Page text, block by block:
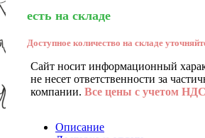
есть на складе
Доступное количество на складе
Сайт носит информационный
не несет ответственности за
компании. Все цены с учетом
Описание